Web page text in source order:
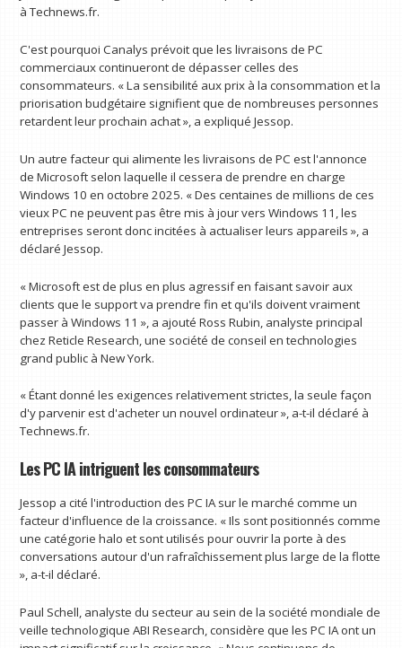
à Technews.fr.
C'est pourquoi Canalys prévoit que les livraisons de PC
commerciaux continueront de dépasser celles des
consommateurs. « La sensibilité aux prix à la consommation et la
priorisation budgétaire signifient que de nombreuses personnes
retardent leur prochain achat », a expliqué Jessop.
Un autre facteur qui alimente les livraisons de PC est l'annonce
de Microsoft selon laquelle il cessera de prendre en charge
Windows 10 en octobre 2025. « Des centaines de millions de ces
vieux PC ne peuvent pas être mis à jour vers Windows 11, les
entreprises seront donc incitées à actualiser leurs appareils », a
déclaré Jessop.
« Microsoft est de plus en plus agressif en faisant savoir aux
clients que le support va prendre fin et qu'ils doivent vraiment
passer à Windows 11 », a ajouté Ross Rubin, analyste principal
chez Reticle Research, une société de conseil en technologies
grand public à New York.
« Étant donné les exigences relativement strictes, la seule façon
d'y parvenir est d'acheter un nouvel ordinateur », a-t-il déclaré à
Technews.fr.
Les PC IA intriguent les consommateurs
Jessop a cité l'introduction des PC IA sur le marché comme un
facteur d'influence de la croissance. « Ils sont positionnés comme
une catégorie halo et sont utilisés pour ouvrir la porte à des
conversations autour d'un rafraîchissement plus large de la flotte
», a-t-il déclaré.
Paul Schell, analyste du secteur au sein de la société mondiale de
veille technologique ABI Research, considère que les PC IA ont un